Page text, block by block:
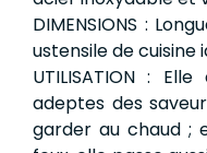
DIMENSIONS :
ustensile de cuisine
UTILISATION :
adeptes des
garder au chaud ;